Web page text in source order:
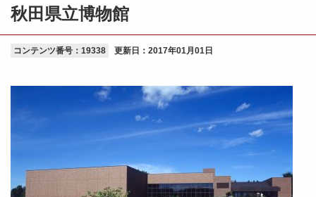
秋田県立博物館
コンテンツ番号：19338 更新日： 2017年01月01日